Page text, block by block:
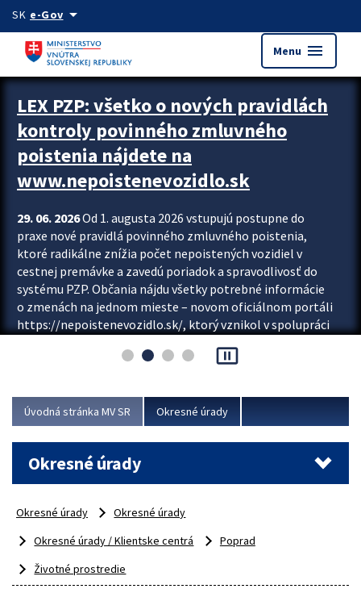
Preskocit na hlavný obsah
SK e-Govarrow_drop_down
Menu menu
Zastavit automatický posun upútavok
LEX PZP: všetko o nových pravidlách
kontroly povinného zmluvného
poistenia nájdete na
www.nepoistenevozidlo.sk
29. 06. 2026Od 1. augusta 2026 vstupujú postupne do
praxe nové pravidlá povinného zmluvného poistenia,
ktoré radikálne znížia počet nepoistených vozidiel v
cestnej premávke a zavedú poriadok a spravodlivosť do
systému PZP. Občania nájdu všetky potrebné informácie
o zmenách na jednom mieste – novom oficiálnom portáli
https://nepoistenevozidlo.sk/, ktorý vznikol v spolupráci
asociácie poisťovní (SLASPO) a Ministerstva vnútra SR.
Viac
pause_presentation
Úvodná stránka MV SR Okresné úrady
Okresné úrady
Okresné úrady
Okresné úrady
Okresné úrady / Klientske centrá
Poprad
Životné prostredie